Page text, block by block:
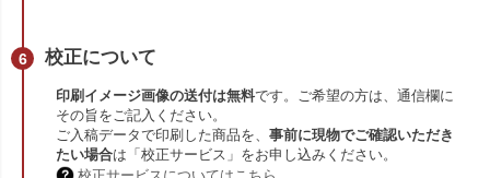
校正について
印刷イメージ画像の送付は無料です。ご希望の方は、通信欄に
その旨をご記入ください。
ご入稿データで印刷した商品を、事前に現物でご確認いただき
たい場合は「校正サービス」をお申し込みください。